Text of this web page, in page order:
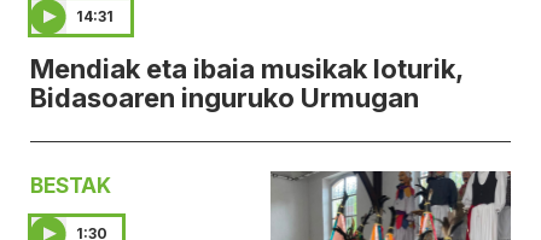
14:31
Mendiak eta ibaia musikak loturik,
Bidasoaren inguruko Urmugan
BESTAK
1:30